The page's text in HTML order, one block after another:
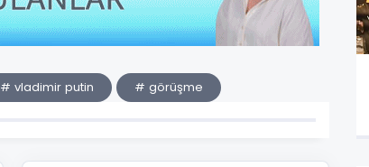
# vladimir putin # görüşme